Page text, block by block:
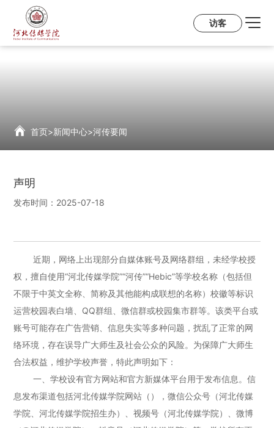
访客
首页>新闻中心>河传要闻
声明
发布时间： 2025-07-18
近期，网络上出现部分自媒体账号及网络群组，未经学校授
权，擅自使用“河北传媒学院”“河传”“Hebic”等学校名称（包括但
不限于中英文全称、简称及其他能构成联想的名称）校徽等标识
运营校园表白墙、QQ群组、微信群或校园集市群等。该类平台或
账号可能存在广告营销、信息失实等多种问题，扰乱了正常的网
络环境，存在误导广大师生及社会公众的风险。为保障广大师生
合法权益，维护学校声誉，特此声明如下：
一、学校设有官方网站和官方新媒体平台用于发布信息。信
息发布渠道包括河北传媒学院网站（），微信公众号（河北传媒
学院、河北传媒学院招生办）、视频号（河北传媒学院）、微博